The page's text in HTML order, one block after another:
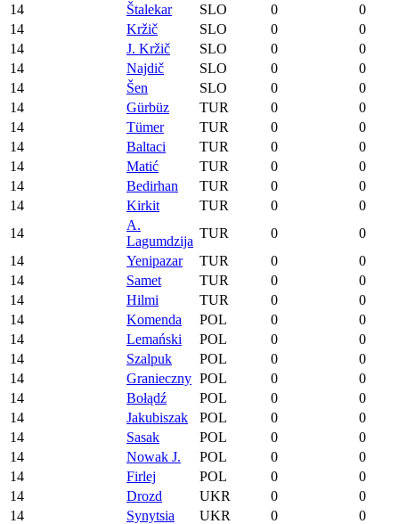
14
Štalekar SLO 0
0
14
Kržič SLO 0
0
14
J. Kržič SLO 0
0
14
Najdič SLO 0
0
14
Šen SLO 0
0
14
Gürbüz TUR 0
0
14
Tümer TUR 0
0
14
Baltaci TUR 0
0
14
Matić TUR 0
0
14
Bedirhan TUR 0
0
14
Kirkit TUR 0
0
14
A.
Lagumdzija
TUR 0
0
14
Yenipazar TUR 0
0
14
Samet TUR 0
0
14
Hilmi TUR 0
0
14
Komenda POL 0
0
14
Lemański POL 0
0
14
Szalpuk POL 0
0
14
Granieczny POL 0
0
14
Bołądź POL 0
0
14
Jakubiszak POL 0
0
14
Sasak POL 0
0
14
Nowak J. POL 0
0
14
Firlej POL 0
0
14
Drozd UKR 0
0
14
Synytsia UKR 0
0